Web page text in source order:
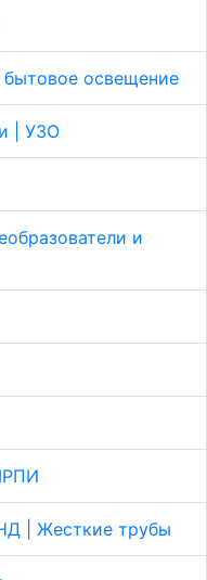
освещение
| УЗО
и
| Жесткие трубы